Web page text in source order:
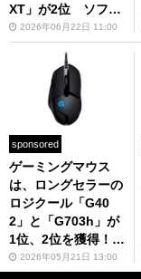
XT」が2位 ソフマ
ップ・ドットコム販
売ランキング（5月1
6日～31日）
2026年06月22日 11:00
sponsored
ゲーミングマウス
は、ロングセラーの
ロジクール「G40
2」と「G703h」が
1位、2位を獲得！
ソフマップ・ドット
コム販売ランキング
2026年05月21日 13:00